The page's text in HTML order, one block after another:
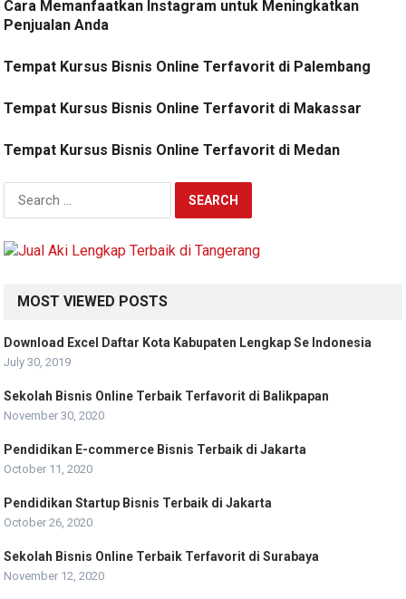
Cara Memanfaatkan Instagram untuk Meningkatkan
Penjualan Anda
Tempat Kursus Bisnis Online Terfavorit di Palembang
Tempat Kursus Bisnis Online Terfavorit di Makassar
Tempat Kursus Bisnis Online Terfavorit di Medan
Search
for:
MOST VIEWED POSTS
Download Excel Daftar Kota Kabupaten Lengkap Se Indonesia
July 30, 2019
Sekolah Bisnis Online Terbaik Terfavorit di Balikpapan
November 30, 2020
Pendidikan E-commerce Bisnis Terbaik di Jakarta
October 11, 2020
Pendidikan Startup Bisnis Terbaik di Jakarta
October 26, 2020
Sekolah Bisnis Online Terbaik Terfavorit di Surabaya
November 12, 2020